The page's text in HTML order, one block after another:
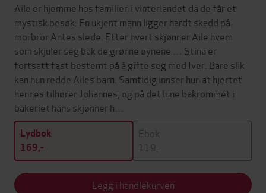
Aile er hjemme hos familien i vinterlandet da de får et
mystisk besøk: En ukjent mann ligger hardt skadd på
morbror Antes slede. Etter hvert skjønner Aile hvem
som skjuler seg bak de grønne øynene … Stina er
fortsatt fast bestemt på å gifte seg med Iver. Bare slik
kan hun redde Ailes barn. Samtidig innser hun at hjertet
hennes tilhører Johannes, og på det lune bakrommet i
bakeriet hans skjønner h…
Lydbok
169,-
Ebok
119,-
Legg i handlekurven